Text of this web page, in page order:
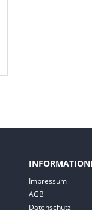
Impressum
AGB
Datenschutz